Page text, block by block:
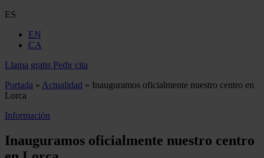
ES
EN
CA
Llama gratis Pedir cita
Portada » Actualidad » Inauguramos oficialmente nuestro centro en
Lorca
Información
Inauguramos oficialmente nuestro centro